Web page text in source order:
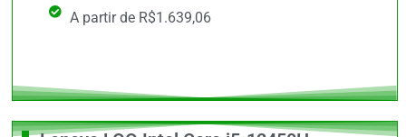
A partir de R$1.639,06